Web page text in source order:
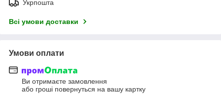
Укрпошта
Всі умови доставки
Умови оплати
Ви отримаєте замовлення
або гроші повернуться на вашу картку